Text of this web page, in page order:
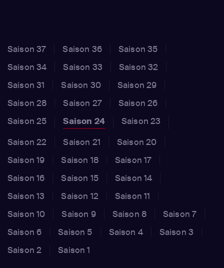
Saison 37 Saison 36
Saison 35
Saison 34
Saison 33
Saison 32
Saison 31
Saison 30
Saison 29
Saison 28
Saison 27
Saison 26
Saison 25
Saison 24
Saison 23
Saison 22
Saison 21
Saison 20
Saison 19
Saison 18
Saison 17
Saison 16
Saison 15
Saison 14
Saison 13
Saison 12
Saison 11
Saison 10
Saison 9 Saison 8
Saison 7
Saison 6
Saison 5 Saison 4
Saison 3
Saison 2
Saison 1